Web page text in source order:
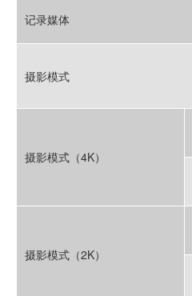
记录媒体
摄影模式
摄影模式（4K）
摄影模式（2K）